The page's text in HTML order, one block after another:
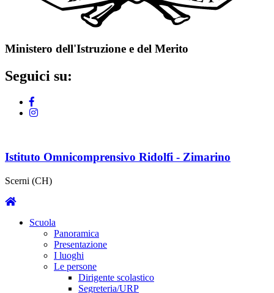
Ministero dell'Istruzione e del Merito
Seguici su:
Istituto Omnicomprensivo Ridolfi - Zimarino
Scerni (CH)
Scuola
Panoramica
Presentazione
I luoghi
Le persone
Dirigente scolastico
Segreteria/URP